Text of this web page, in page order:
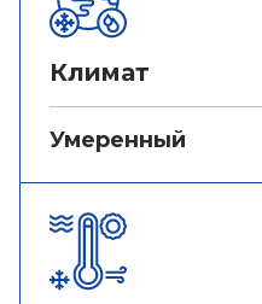
Климат
Умеренный